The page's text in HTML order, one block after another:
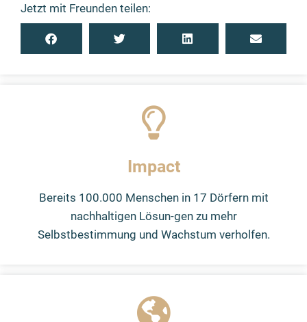
Jetzt mit Freunden teilen:
Impact
Bereits 100.000 Menschen in 17 Dörfern mit
nachhaltigen Lösun-gen zu mehr
Selbstbestimmung und Wachstum verholfen.